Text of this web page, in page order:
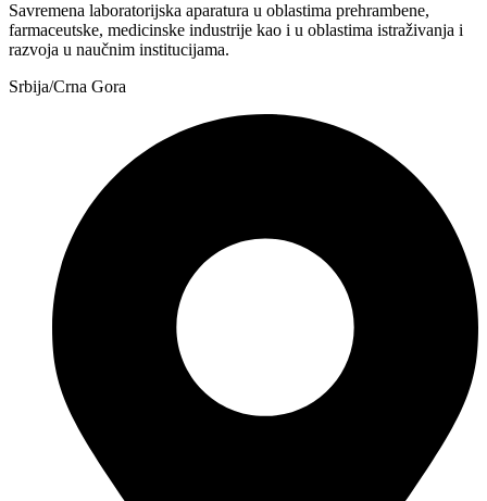
Savremena laboratorijska aparatura u oblastima prehrambene,
farmaceutske, medicinske industrije kao i u oblastima istraživanja i
razvoja u naučnim institucijama.
Srbija/Crna Gora